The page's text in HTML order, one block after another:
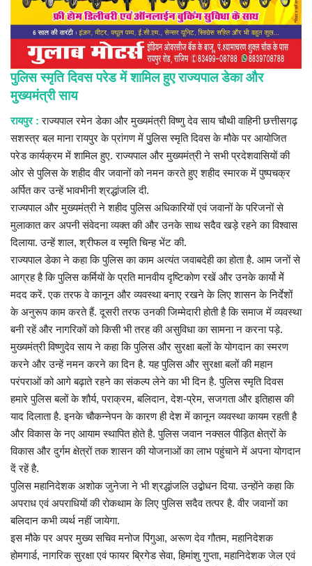
Language
English hindi
पुलिस स्मृति दिवस परेड में शामिल हुए राज्यपाल डेका और
मुख्यमंत्री साय
रायपुर : राज्यपाल रमेन डेका और मुख्यमंत्री विष्णु देव साय चौथी वाहिनी छत्तीसगढ़
सशस्त्र बल माना रायपुर के प्रांगण में पुुलिस स्मृति दिवस के मौके पर आयोजित
परेड कार्यक्रम में शामिल हुए. राज्यपाल और मुख्यमंत्री ने सभी प्रदेशवासियों की
ओर से पुलिस के शहीद वीर जवानों को नमन करते हुए शहीद स्मारक में पुष्पचक्र
अर्पित कर उन्हें भावभीनी श्रद्धांजलि दी.
राज्यपाल और मुख्यमंत्री ने शहीद पुलिस अधिकारियों एवं जवानों के परिजनों से
मुलाकात कर अपनी संवेदना व्यक्त की और उनके साथ सदैव खड़े रहने का विश्वास
दिलाया. उन्हें शाल, श्रीफल व स्मृति चिन्ह भेंट की.
राज्यपाल डेका ने कहा कि पुलिस का काम अत्यंत जवाबदेही का होता है. आम जनों से
आग्रह है कि पुलिस कर्मियों के प्रति मानवीय दृष्टिकोण रखें और उनके कार्यो मेें
मदद करें. एक तरफ वे कानून और व्यवस्था बनाए रखने के लिए शासन के निर्देशों
के अनुरूप काम करते हैं. दूसरी तरफ उनकी जिम्मेदारी होती है कि समाज में व्यवस्था
बनी रहें और नागरिकों को किसी भी तरह की असुविधा का सामना न करना पड़े.
मुख्यमंत्री विष्णुदेव साय ने कहा कि पुलिस और सुरक्षा बलों के योगदान का स्मरण
करने और उन्हें नमन करने का दिन है. यह पुलिस और सुरक्षा बलों की महान
परंपराओं को आगे बढ़ाते रहने का संकल्प लेने का भी दिन है. पुलिस स्मृति दिवस
हमारे पुलिस बलों के शौर्य, पराक्रम, बलिदान, देश-प्रेम, सजगता और इतिहास की
याद दिलाता है. इनके चौकन्नेपन के कारण ही देश में कानून व्यवस्था कायम रहती है
और विकास के नए आयाम स्थापित होते है. पुलिस जवान नक्सल पीड़ित क्षेत्रों के
विकास और दुर्गम क्षेत्रों तक शासन की योजनाओं का लाभ पहुंचाने में अपना योगदान
दें रहें है.
पुलिस महानिदेशक अशोक जुनेजा ने भी श्रद्धांजलि उद्बोधन दिया. उन्होंने कहा कि
अपराध एवं अपराधियों की रोकथाम के लिए पुलिस सदैव तत्पर है. वीर जवानों का
बलिदान कभी व्यर्थ नहीं जायेगा.
इस मौके पर अपर मुख्य सचिव मनोज पिंगुआ, अरूण देव गौतम, महानिदेशक
होमगार्ड, नागरिक सुरक्षा एवं फायर ब्रिगेड सेवा, हिमांशु गुप्ता, महानिदेशक जेल एवं